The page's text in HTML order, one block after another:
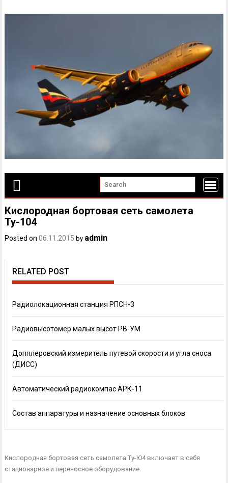
Кислородная бортовая сеть самолета
Ту-104
Posted on06.11.2015 by admin
RELATED POST
Радиолокационная станция РПСН-3
Радиовысотомер малых высот РВ-УМ
Допплеровский измеритель путевой скорости и угла сноса
(ДИСС)
Автоматический радиокомпас АРК-11
Состав аппаратуры и назначение основных блоков
Кислородная бортовая сеть самолета Ту-Ю4 включает в себя
стационарное и переносное оборудование.